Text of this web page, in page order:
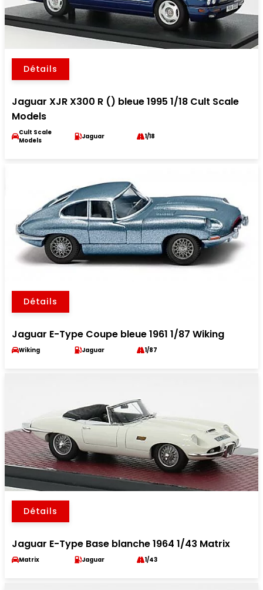
Détails
Jaguar XJR X300 R () bleue 1995 1/18 Cult Scale
Models
Cult Scale
Models
Jaguar 1/18
Détails
Jaguar E-Type Coupe bleue 1961 1/87 Wiking
Wiking Jaguar 1/87
Détails
Jaguar E-Type Base blanche 1964 1/43 Matrix
Matrix Jaguar 1/43